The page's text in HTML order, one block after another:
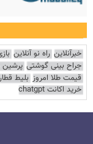
خبرآنلاین راه نو آنلاین
جراح بینی گوشتی
قیمت طلا امروز بلیط قطار
خرید اکانت chatgpt